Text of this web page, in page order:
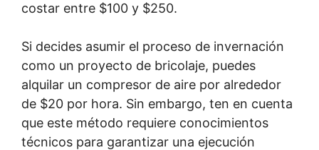
costar entre $100 y $250.
Si decides asumir el proceso de invernación
como un proyecto de bricolaje, puedes
alquilar un compresor de aire por alrededor
de $20 por hora. Sin embargo, ten en cuenta
que este método requiere conocimientos
técnicos para garantizar una ejecución